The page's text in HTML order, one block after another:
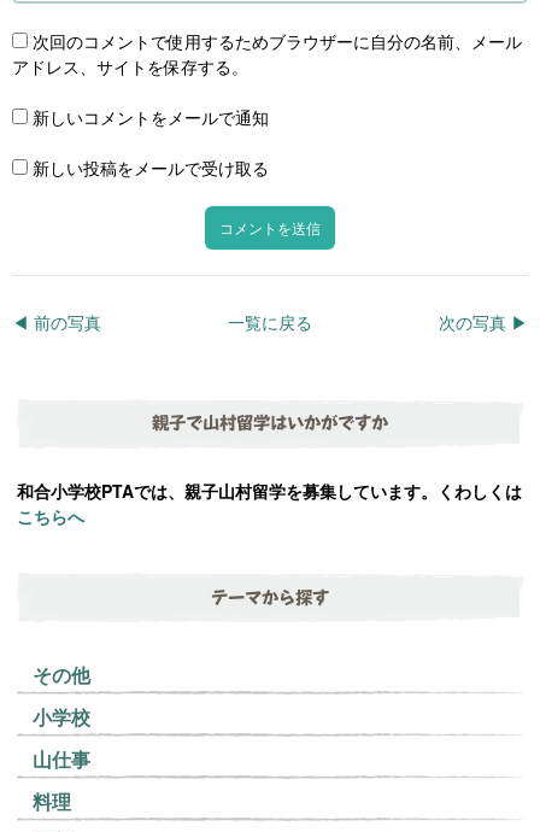
次回のコメントで使用するためブラウザーに自分の名前、メール
アドレス、サイトを保存する。
新しいコメントをメールで通知
新しい投稿をメールで受け取る
◀︎ 前の写真 次の写真 ▶︎
一覧に戻る
親子で山村留学はいかがですか
和合小学校PTAでは、親子山村留学を募集しています。くわしくは
こちらへ
テーマから探す
その他
小学校
山仕事
料理